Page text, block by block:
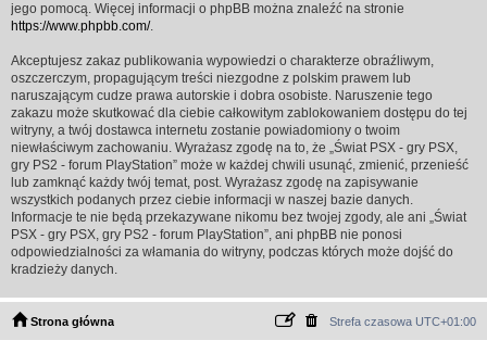
jego pomocą. Więcej informacji o phpBB można znaleźć na stronie
https://www.phpbb.com/.
Akceptujesz zakaz publikowania wypowiedzi o charakterze obraźliwym,
oszczerczym, propagującym treści niezgodne z polskim prawem lub
naruszającym cudze prawa autorskie i dobra osobiste. Naruszenie tego
zakazu może skutkować dla ciebie całkowitym zablokowaniem dostępu do tej
witryny, a twój dostawca internetu zostanie powiadomiony o twoim
niewłaściwym zachowaniu. Wyrażasz zgodę na to, że „Świat PSX - gry PSX,
gry PS2 - forum PlayStation” może w każdej chwili usunąć, zmienić, przenieść
lub zamknąć każdy twój temat, post. Wyrażasz zgodę na zapisywanie
wszystkich podanych przez ciebie informacji w naszej bazie danych.
Informacje te nie będą przekazywane nikomu bez twojej zgody, ale ani „Świat
PSX - gry PSX, gry PS2 - forum PlayStation”, ani phpBB nie ponosi
odpowiedzialności za włamania do witryny, podczas których może dojść do
kradzieży danych.
Strona główna Strefa czasowa UTC+01:00